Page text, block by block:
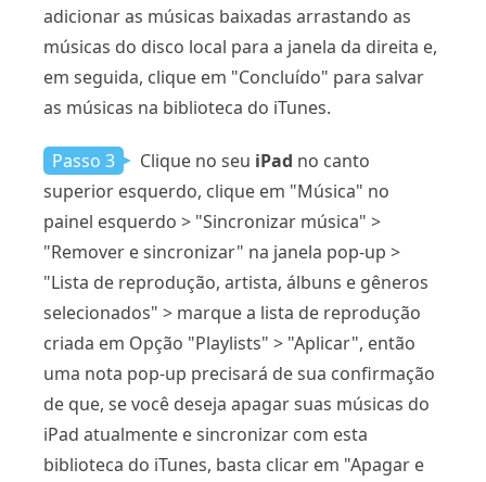
adicionar as músicas baixadas arrastando as
músicas do disco local para a janela da direita e,
em seguida, clique em "Concluído" para salvar
as músicas na biblioteca do iTunes.
Passo 3 Clique no seu iPad no canto
superior esquerdo, clique em "Música" no
painel esquerdo > "Sincronizar música" >
"Remover e sincronizar" na janela pop-up >
"Lista de reprodução, artista, álbuns e gêneros
selecionados" > marque a lista de reprodução
criada em Opção "Playlists" > "Aplicar", então
uma nota pop-up precisará de sua confirmação
de que, se você deseja apagar suas músicas do
iPad atualmente e sincronizar com esta
biblioteca do iTunes, basta clicar em "Apagar e